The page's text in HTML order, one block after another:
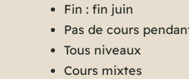
Fin : fin juin
Pas de cours
Tous niveaux
Cours mixtes